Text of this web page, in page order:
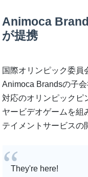
Animoca
が提携
国際オリンピック委員
Animoca Brandsの子
対応のオリンピックピ
ヤービデオゲームを組
テイメントサービスの
They're here!